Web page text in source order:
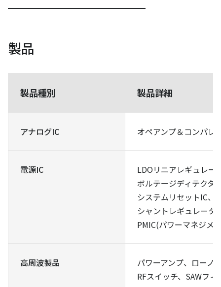
製品
製品種別 製品詳細
アナログIC オペアンプ＆コンパレ
電源IC
LDOリニアレギュレー
ボルテージディテクタ
システムリセットIC、
シャントレギュレータ
PMIC(パワーマネジメ
高周波製品
パワーアンプ、ローノ
RFスイッチ、SAWフィ